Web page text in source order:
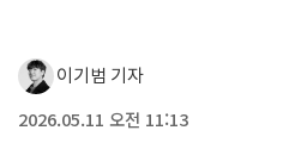
이기범 기자
2026.05.11 오전 11:13